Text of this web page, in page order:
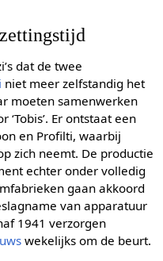
dat de twee
niet meer zelfstandig het
moeten samenwerken
Er ontstaat een
en Profilti, waarbij
zich neemt. De productie
echter onder volledig
gaan akkoord
van apparatuur
1941 verzorgen
wekelijks om de beurt.